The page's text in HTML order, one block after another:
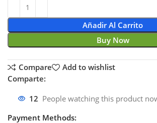
Añadir Al Carrito
Buy Now
Compare
Add to wishlist
Comparte:
12 People watching this product
Payment Methods: